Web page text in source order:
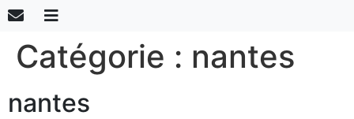
Catégorie : nantes
nantes